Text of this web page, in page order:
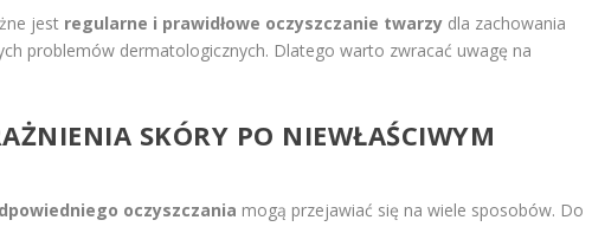
jest regularne i prawidłowe oczyszczanie twarzy dla zachowania
problemów dermatologicznych. Dlatego warto zwracać uwagę na
SKÓRY PO NIEWŁAŚCIWYM
oczyszczania mogą przejawiać się na wiele sposobów. Do